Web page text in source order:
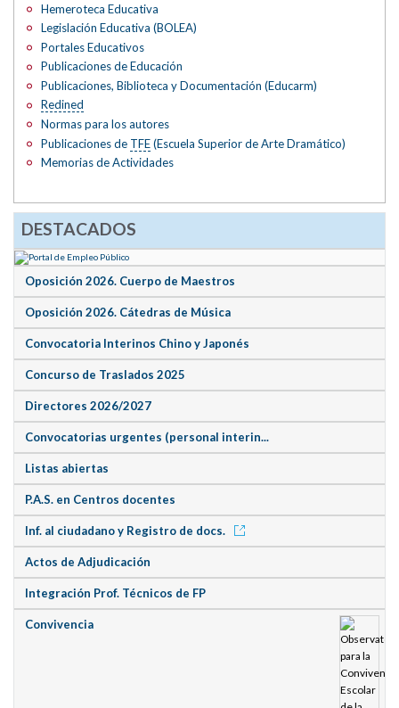
Hemeroteca Educativa
Legislación Educativa (BOLEA)
Portales Educativos
Publicaciones de Educación
Publicaciones, Biblioteca y Documentación (Educarm)
Redined
Normas para los autores
Publicaciones de TFE(Escuela Superior de Arte Dramático)
Memorias de Actividades
DESTACADOS
Oposición 2026. Cuerpo de Maestros
Oposición 2026. Cátedras de Música
Convocatoria Interinos Chino y Japonés
Concurso de Traslados 2025
Directores 2026/2027
Convocatorias urgentes (personal interin...
Listas abiertas
P.A.S. en Centros docentes
Inf. al ciudadano y Registro de docs.
Actos de Adjudicación
Integración Prof. Técnicos de FP
Convivencia